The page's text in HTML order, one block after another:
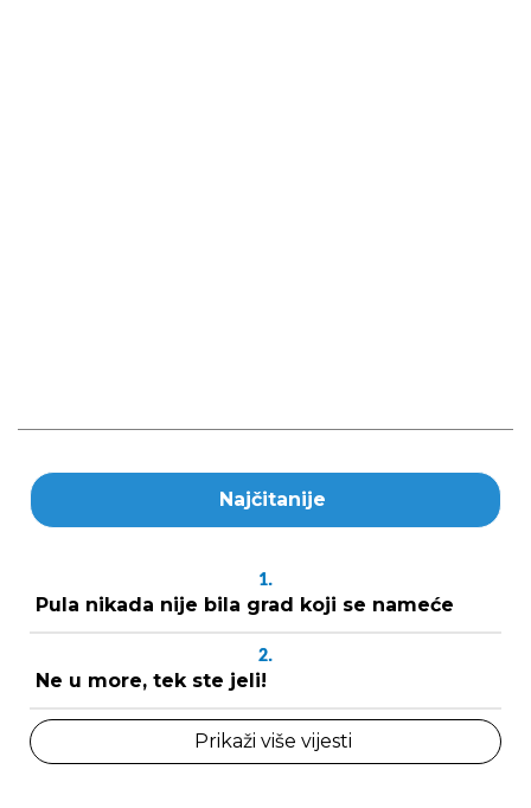
Najčitanije
1.
Pula nikada nije bila grad koji se nameće
2.
Ne u more, tek ste jeli!
Prikaži više vijesti